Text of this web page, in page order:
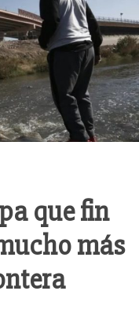
que fin
más